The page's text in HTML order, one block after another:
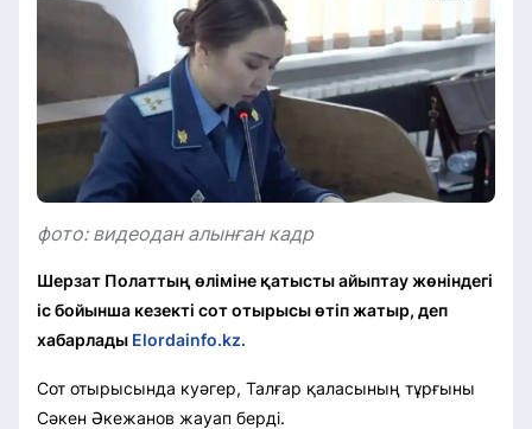
фото: видеодан алынған кадр
Шерзат Полаттың өліміне қатысты айыптау жөніндегі
іс бойынша кезекті сот отырысы өтіп жатыр, деп
хабарлады Elordainfo.kz.
Сот отырысында куәгер, Талғар қаласының тұрғыны
Сәкен Әкежанов жауап берді.